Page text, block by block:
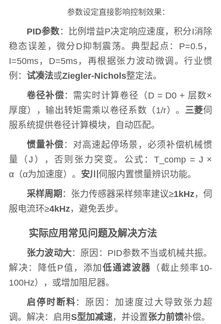
参数设定直接影响控制效果：
PID参数 ：比例增益P决定响应速度，积分I消除
稳态误差，微分D抑制震荡。典型起点：P=0.5，
I=50ms，D=5ms，再根据张力波动微调。行业惯
例： 试凑法或Ziegler-Nichols整定法。
卷径补偿 ：需实时计算卷径（D = D0 + 层数×
厚度），输出转矩需乘以卷径系数（1/r）。 三菱伺
服系统提供卷径计算模块，自动匹配。
惯量补偿 ：对高速起停场景，必须补偿机械惯
量（J），否则张力突变。公式：T_comp = J ×
α（α为加速度）。 安川 伺服内置惯量辨识功能。
采样周期 ：张力传感器采样频率建议≥1kHz，伺
服电流环≥4kHz，避免丢步。
实际应用常见问题及解决方法
张力波动大：原因：PID参数不当或机械共振。
解决：降低P值，添加 低通滤波器 （截止频率10-
100Hz），或增加阻尼器。
启停时断料 ：原因：加速度过大导致张力超
调。解决：启用S型加减速，并设置张力前馈补偿。